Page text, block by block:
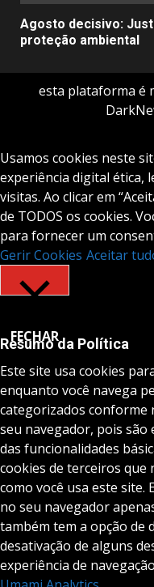
Agosto decisivo:
proteção ambiental
esta plataforma é
Usamos cookies neste
experiência digital ética,
visitas. Ao clicar em
de TODOS os cookies.
para fornecer um
Gerir Cookies Aceitar
FECHAR
Resumo da Política
Este site usa cookies
enquanto você navega
categorizados conforme
seu navegador, pois
das funcionalidades
cookies de terceiros que
como você usa este site.
no seu navegador
também tem a opção de
desativação de alguns
experiência de